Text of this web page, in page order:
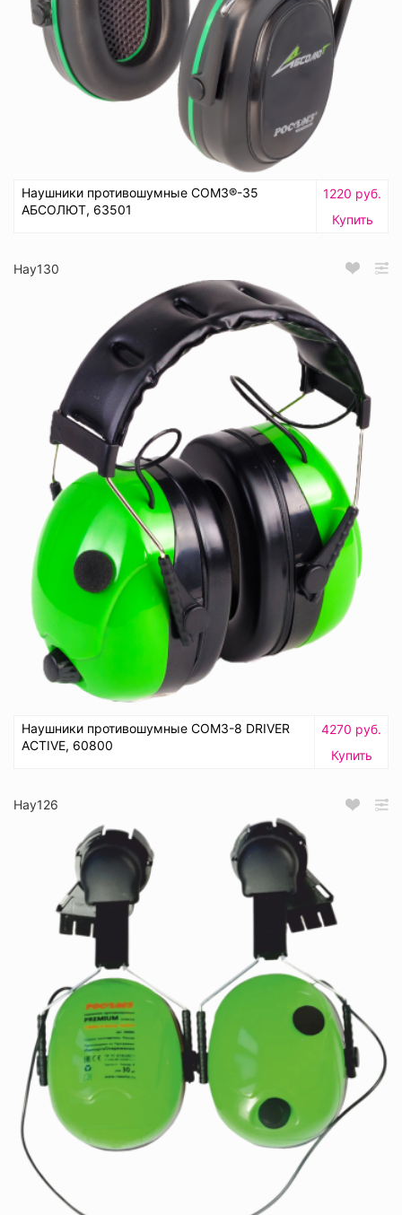
Наушники противошумные СОМЗ®-35
АБСОЛЮТ, 63501
1220 руб.
Купить
Нау130
Наушники противошумные СОМЗ-8 DRIVER
ACTIVE, 60800
4270 руб.
Купить
Нау126